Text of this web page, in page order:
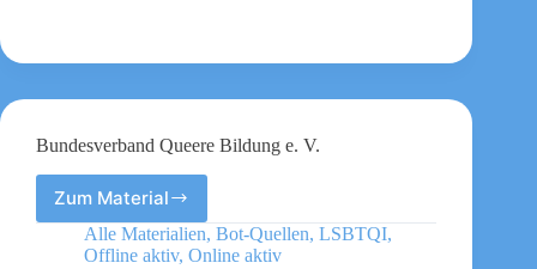
Bundesverband Queere Bildung e. V.
Zum MaterialBundesverband
Queere
Bildung
Alle Materialien, Bot-Quellen, LSBTQI,
Offline aktiv, Online aktiv